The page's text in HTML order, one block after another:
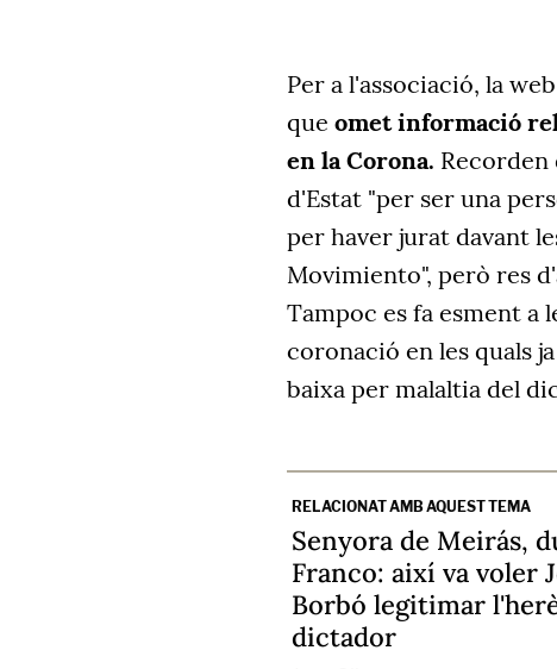
Per a l'associació, la
que omet informació
en la Corona. Recorden
d'Estat "per ser una
per haver jurat davant
Movimiento", però res
Tampoc es fa esment a
coronació en les quals
baixa per malaltia del
RELACIONAT AMB AQUEST TEMA
Senyor­a de Meirás,
Franco: així va voler
Borbó legitimar
dictador